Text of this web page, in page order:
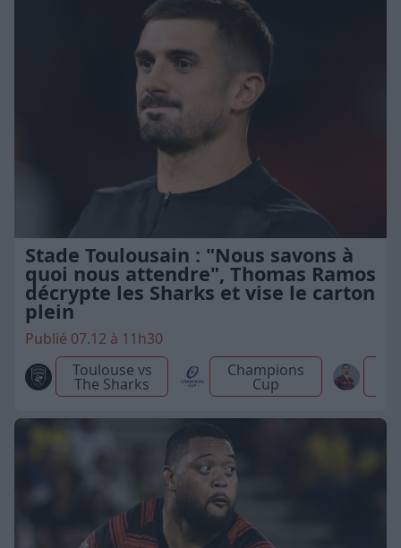
Stade Toulousain : "Nous savons à
quoi nous attendre", Thomas Ramos
décrypte les Sharks et vise le carton
plein
Publié 07.12 à 11h30
Toulouse vs
The Sharks
Champions
Cup